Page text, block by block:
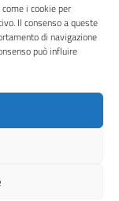
i cookie per
Il consenso a queste
di navigazione
può influire
istsc_verh020008
e l'ospitalità
di Designers Italia